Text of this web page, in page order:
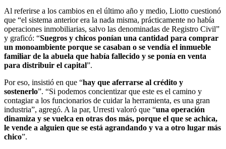
Al referirse a los cambios en el último año y medio, Liotto cuestionó
que “el sistema anterior era la nada misma, prácticamente no había
operaciones inmobiliarias, salvo las denominadas de Registro Civil”
y graficó: “Suegros y chicos ponían una cantidad para comprar
un monoambiente porque se casaban o se vendía el inmueble
familiar de la abuela que había fallecido y se ponía en venta
para distribuir el capital”.
Por eso, insistió en que “hay que aferrarse al crédito y
sostenerlo”. “Si podemos concientizar que este es el camino y
contagiar a los funcionarios de cuidar la herramienta, es una gran
industria”, agregó. A la par, Urresti valoró que “una operación
dinamiza y se vuelca en otras dos más, porque el que se achica,
le vende a alguien que se está agrandando y va a otro lugar más
chico”.